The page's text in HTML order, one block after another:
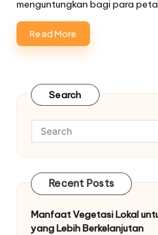
menguntungkan bagi para
Read More
Search
Recent Posts
Manfaat Vegetasi Lokal
yang Lebih Berkelanjutan